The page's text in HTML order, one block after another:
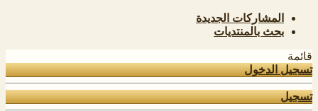
المشاركات الجديدة
بحث بالمنتديات
قائمة
تسجيل الدخول
تسجيل